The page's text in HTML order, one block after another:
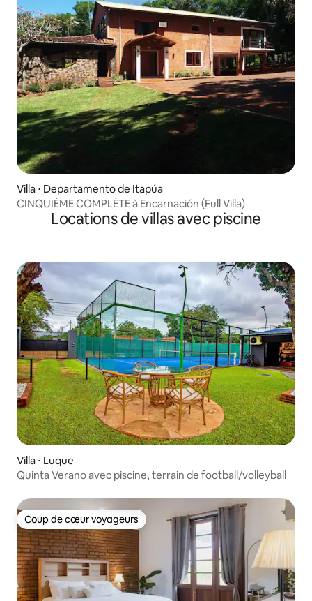
Villa ⋅ Departamento de Itapúa
CINQUIÈME COMPLÈTE à Encarnación (Full Villa)
Locations de villas avec piscine
Villa ⋅ Luque
Quinta Verano avec piscine, terrain de football/volleyball
Coup de cœur voyageurs
Coup de cœur voyageurs